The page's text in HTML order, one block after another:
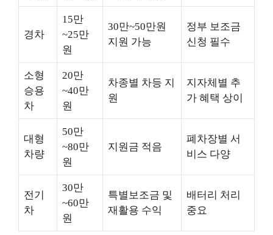
경차
15만
~25만
원
30만~50만원
지원 가능
정부 보조금
신청 필수
소형
승용
차
20만
~40만
원
차종별 차등 지
원
지자체별 추
가 혜택 상이
대형
차량
50만
~80만
원
지원금 적음
폐차장별 서
비스 다양
전기
차
30만
~60만
원
특별보조금 및
재활용 수익
배터리 처리
중요